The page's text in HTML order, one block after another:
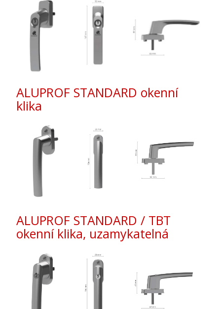
ALUPROF STANDARD okenní
klika
ALUPROF STANDARD / TBT
okenní klika, uzamykatelná